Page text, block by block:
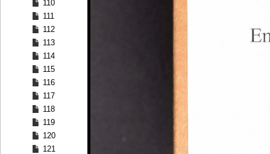
110
111
112
113
114
115
116
117
118
119
120
121